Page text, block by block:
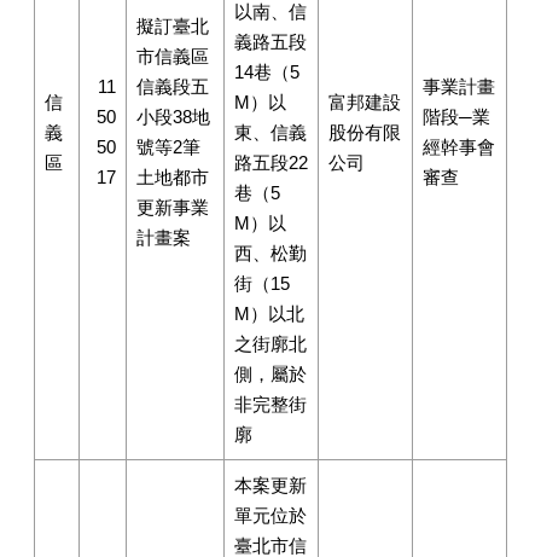
信
義
區
11
50
50
17
擬訂臺北
市信義區
信義段五
小段38地
號等2筆
土地都市
更新事業
計畫案
以南、信
義路五段
14巷（5
M）以
東、信義
路五段22
巷（5
M）以
西、松勤
街（15
M）以北
之街廓北
側，屬於
非完整街
廓
富邦建設
股份有限
公司
事業計畫
階段─業
經幹事會
審查
本案更新
單元位於
臺北市信